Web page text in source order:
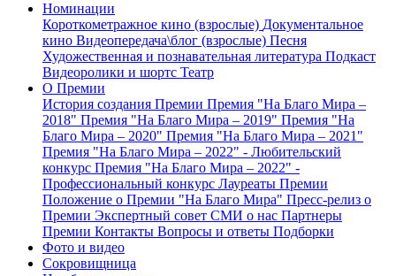
Номинации
Короткометражное кино (взрослые) Документальное
кино Видеопередача\блог (взрослые) Песня
Художественная и познавательная литература Подкаст
Видеоролики и шортс Театр
О Премии
История создания Премии Премия "На Благо Мира –
2018" Премия "На Благо Мира – 2019" Премия "На
Благо Мира – 2020" Премия "На Благо Мира – 2021"
Премия "На Благо Мира – 2022" - Любительский
конкурс Премия "На Благо Мира – 2022" -
Профессиональный конкурс Лауреаты Премии
Положение о Премии "На Благо Мира" Пресс-релиз о
Премии Экспертный совет СМИ о нас Партнеры
Премии Контакты Вопросы и ответы Подборки
Фото и видео
Сокровищница